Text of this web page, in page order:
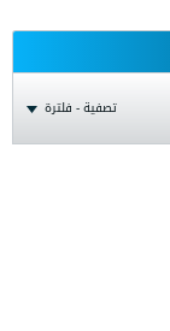
تصفية - فلترة